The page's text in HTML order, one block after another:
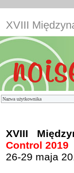
XVIII
XVIII
Control 2019
26-29 maja